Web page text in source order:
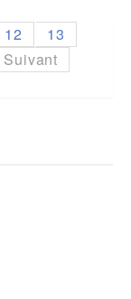
12
13
Suivant